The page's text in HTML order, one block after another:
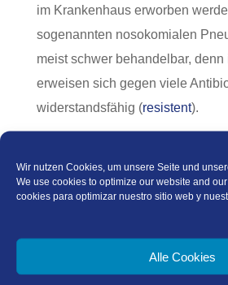
Wir nutzen Cookies, um unsere Seite und
We use cookies to optimize our website and
cookies para optimizar nuestro sitio web y
Alle Cookies
im Krankenhaus erworben
sogenannten nosokomialen
meist schwer behandelbar, denn
erweisen sich gegen viele
widerstandsfähig (resistent).
sowie Therapie erfahren Sie bei
Netzund selbstverständlich auch
einen Impftermin.Rufen Sie an